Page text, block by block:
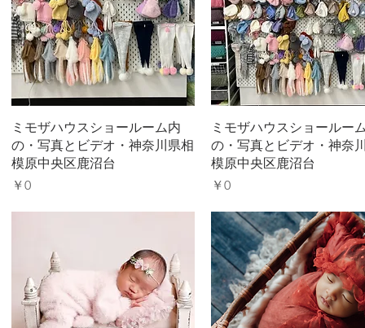
ミモザハウスショールーム内
の・写真とビデオ・神奈川県相
模原中央区鹿沼台
価格
￥0
ミモザハウスショールー
の・写真とビデオ・神奈
模原中央区鹿沼台
価格
￥0